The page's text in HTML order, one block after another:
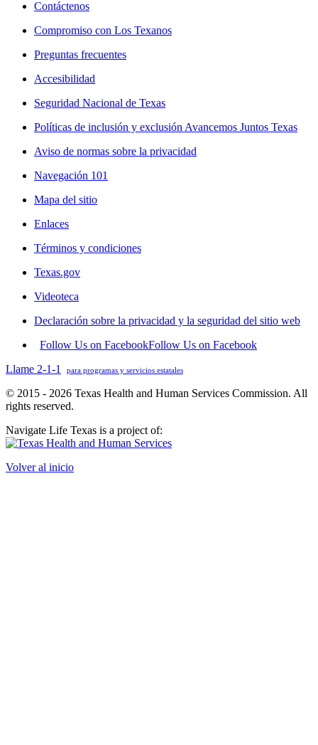
Contáctenos
Compromiso con Los Texanos
Preguntas frecuentes
Accesibilidad
Seguridad Nacional de Texas
Políticas de inclusión y exclusión Avancemos Juntos Texas
Aviso de normas sobre la privacidad
Navegación 101
Mapa del sitio
Enlaces
Términos y condiciones
Texas.gov
Videoteca
Declaración sobre la privacidad y la seguridad del sitio web
Follow Us on FacebookFollow Us on Facebook
Llame 2-1-1
para programas y servicios estatales
© 2015 - 2026 Texas Health and Human Services Commission. All
rights reserved.
Navigate Life Texas is a project of:
Volver al inicio